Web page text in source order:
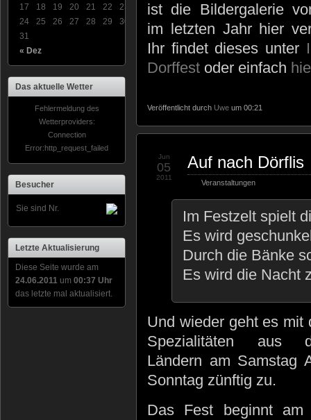
« Dez
17
18 19 20 21 22
23
24
25 26 27 28 29
30
31
Das aktuelle Wetter
Fehlermeldung des
Wetterproviders:
Connection
Error:http_request_failed
Besucher
Sie sind Nr.
Letzte Aktualisierung
Diese Seite wurde am
24.06.2011 um 00:37 Uhr
das letzte mal aktualisiert.
ist die Bildergalerie
im letzten Jahr hier
Ihr findet dieses unter
Dorffest oder einfach
Veröffentlicht durch Uwe um 00:21
Auf nach
Veranstaltungen
Jun
05
2011
Im Festzelt spielt
Es wird
Durch die Bänke
Es wird die Nacht
Und wieder geht es mit
Spezialitäten aus
Ländern am Samstag
Sonntag zünftig zu.
Das Fest beginnt